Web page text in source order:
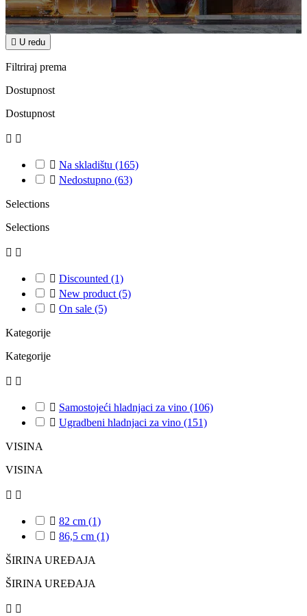
 U redu
Filtriraj prema
Dostupnost
Dostupnost
 
 Na skladištu (165)
 Nedostupno (63)
Selections
Selections
 
 Discounted (1)
 New product (5)
 On sale (5)
Kategorije
Kategorije
 
 Samostojeći hladnjaci za vino (106)
 Ugradbeni hladnjaci za vino (151)
VISINA
VISINA
 
 82 cm (1)
 86,5 cm (1)
ŠIRINA UREĐAJA
ŠIRINA UREĐAJA
 